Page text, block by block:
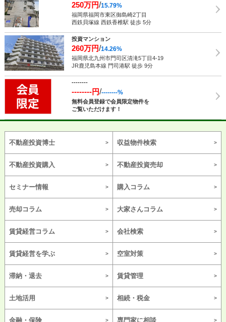
250万円/15.79%
福岡県福岡市東区御島崎2丁目
西鉄貝塚線 西鉄香椎駅 徒歩 5分
投資マンション
260万円/14.26%
福岡県北九州市門司区清滝5丁目4-19
JR鹿児島本線 門司港駅 徒歩 9分
--------
--------円/--------%
無料会員登録で会員限定物件を
ご覧いただけます！
不動産投資博士 収益物件検索
不動産投資購入 不動産投資売却
セミナー情報 購入コラム
売却コラム 大家さんコラム
賃貸経営コラム 会社検索
賃貸経営を学ぶ 空室対策
滞納・退去 賃貸管理
土地活用 相続・税金
金融・保険 専門家に相談